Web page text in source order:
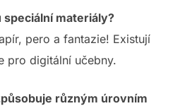
speciální materiály?
pero a fantazie! Existují
pro digitální učebny.
různým úrovním